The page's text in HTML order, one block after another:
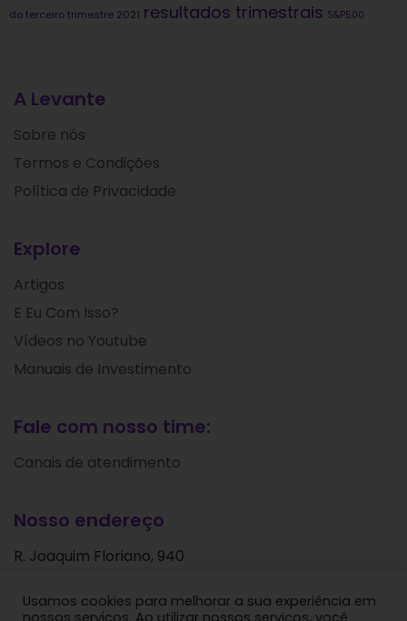
do terceiro trimestre 2021 resultados trimestrais S&P500
A Levante
Sobre nós
Termos e Condições
Política de Privacidade
Explore
Artigos
E Eu Com Isso?
Vídeos no Youtube
Manuais de Investimento
Fale com nosso time:
Canais de atendimento
Nosso endereço
R. Joaquim Floriano, 940
São Paulo - SP
Usamos cookies para melhorar a sua experiência em
nossos serviços. Ao utilizar nossos serviços, você